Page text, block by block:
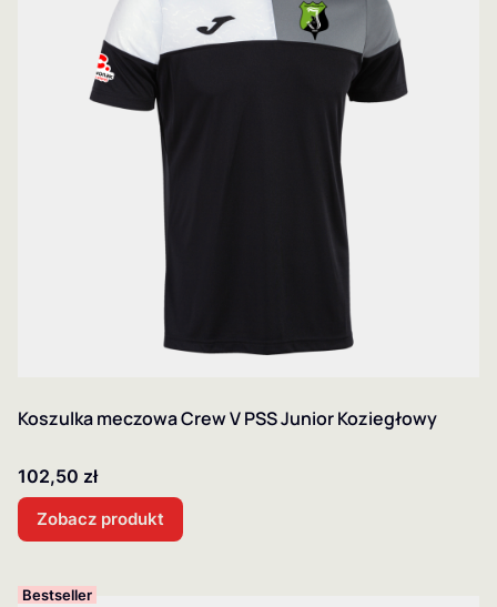
Koszulka meczowa Crew V PSS Junior Koziegłowy
Cena
102,50 zł
Zobacz produkt
Bestseller